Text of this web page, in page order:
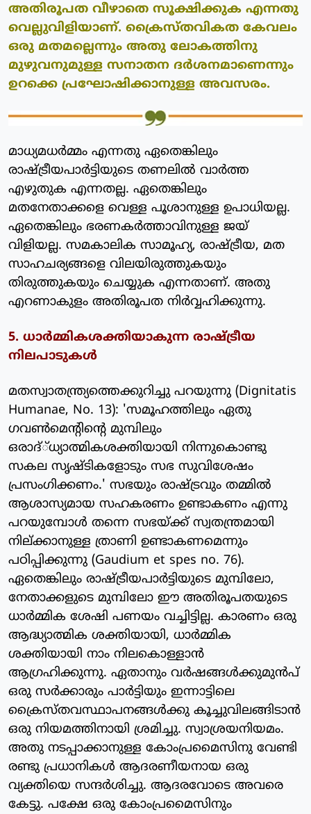
അതിരൂപത വീഴാതെ സൂക്ഷിക്കുക എന്നതു
വെല്ലുവിളിയാണ്. ക്രൈസ്തവികത കേവലം
ഒരു മതമല്ലെന്നും അതു ലോകത്തിനു
മുഴുവനുമുള്ള സനാതന ദര്‍ശനമാണെന്നും
ഉറക്കെ പ്രഘോഷിക്കാനുള്ള അവസരം.
മാധ്യമധര്‍മ്മം എന്നതു ഏതെങ്കിലും
രാഷ്ട്രീയപാര്‍ട്ടിയുടെ തണലില്‍ വാര്‍ത്ത
എഴുതുക എന്നതല്ല. ഏതെങ്കിലും
മതനേതാക്കളെ വെള്ള പൂശാനുള്ള ഉപാധിയല്ല.
ഏതെങ്കിലും ഭരണകര്‍ത്താവിനുള്ള ജയ്
വിളിയല്ല. സമകാലിക സാമൂഹ്യ, രാഷ്ട്രീയ, മത
സാഹചര്യങ്ങളെ വിലയിരുത്തുകയും
തിരുത്തുകയും ചെയ്യുക എന്നതാണ്. അതു
എറണാകുളം അതിരൂപത നിര്‍വ്വഹിക്കുന്നു.
5. ധാര്‍മ്മികശക്തിയാകുന്ന രാഷ്ട്രീയ
നിലപാടുകള്‍
മതസ്വാതന്ത്ര്യത്തെക്കുറിച്ചു പറയുന്നു (Dignitatis
Humanae, No. 13): 'സമൂഹത്തിലും ഏതു
ഗവണ്‍മെന്റിന്റെ മുമ്പിലും
ഒരാദ്്ധ്യാത്മികശക്തിയായി നിന്നുകൊണ്ടു
സകല സൃഷ്ടികളോടും സഭ സുവിശേഷം
പ്രസംഗിക്കണം.' സഭയും രാഷ്ട്രവും തമ്മില്‍
ആശാസ്യമായ സഹകരണം ഉണ്ടാകണം എന്നു
പറയുമ്പോള്‍ തന്നെ സഭയ്ക്ക് സ്വതന്ത്രമായി
നില്ക്കാനുള്ള ത്രാണി ഉണ്ടാകണമെന്നും
പഠിപ്പിക്കുന്നു (Gaudium et spes no. 76).
ഏതെങ്കിലും രാഷ്ട്രീയപാര്‍ട്ടിയുടെ മുമ്പിലോ,
നേതാക്കളുടെ മുമ്പിലോ ഈ അതിരൂപതയുടെ
ധാര്‍മ്മിക ശേഷി പണയം വച്ചിട്ടില്ല. കാരണം ഒരു
ആദ്ധ്യാത്മിക ശക്തിയായി, ധാര്‍മ്മിക
ശക്തിയായി നാം നിലകൊള്ളാന്‍
ആഗ്രഹിക്കുന്നു. ഏതാനും വര്‍ഷങ്ങള്‍ക്കുമുന്‍പ്
ഒരു സര്‍ക്കാരും പാര്‍ട്ടിയും ഇന്നാട്ടിലെ
ക്രൈസ്തവസ്ഥാപനങ്ങള്‍ക്കു കൂച്ചുവിലങ്ങിടാന്‍
ഒരു നിയമത്തിനായി ശ്രമിച്ചു. സ്വാശ്രയനിയമം.
അതു നടപ്പാക്കാനുള്ള കോംപ്രമൈസിനു വേണ്ടി
രണ്ടു പ്രധാനികള്‍ ആദരണീയനായ ഒരു
വ്യക്തിയെ സന്ദര്‍ശിച്ചു. ആദരവോടെ അവരെ
കേട്ടു. പക്ഷേ ഒരു കോംപ്രമൈസിനും